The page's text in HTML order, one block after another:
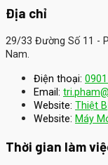
Địa chỉ
29/33 Đường Số 11 -
Nam.
Điện thoại:
Email:
Website: Thiệt
Website: Máy
Thời gian làm